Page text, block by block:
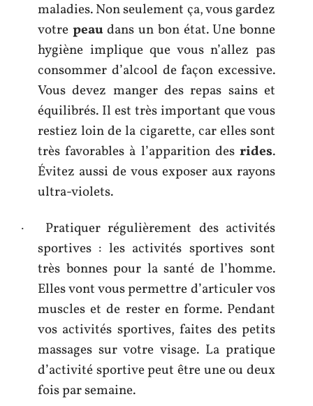
maladies. Non seulement ça, vous gardez
votre peau dans un bon état. Une bonne
hygiène implique que vous n’allez pas
consommer d’alcool de façon excessive.
Vous devez manger des repas sains et
équilibrés. Il est très important que vous
restiez loin de la cigarette, car elles sont
très favorables à l’apparition des rides.
Évitez aussi de vous exposer aux rayons
ultra-violets.
· Pratiquer régulièrement des activités
sportives : les activités sportives sont
très bonnes pour la santé de l’homme.
Elles vont vous permettre d’articuler vos
muscles et de rester en forme. Pendant
vos activités sportives, faites des petits
massages sur votre visage. La pratique
d’activité sportive peut être une ou deux
fois par semaine.